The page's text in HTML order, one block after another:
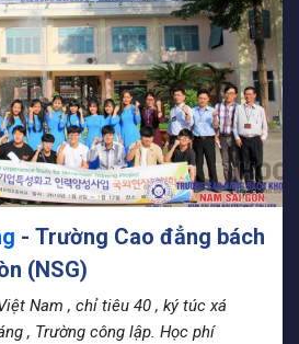
- Trường Cao đẳng bách
(NSG)
Nam , chỉ tiêu 40 , ký túc xá
, Trường công lập. Học phí